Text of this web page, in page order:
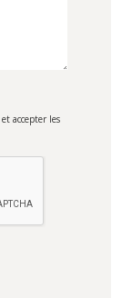
et accepter les